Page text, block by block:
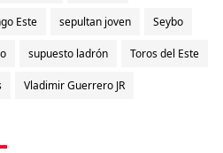
Este sepultan joven Seybo
supuesto ladrón Toros del Este
Vladimir Guerrero JR